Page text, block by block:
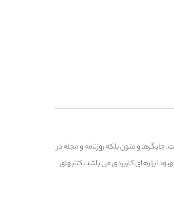
و متون بلکه روزنامه و مجله در
ابزارهای کاربردی می باشد. کتابهای